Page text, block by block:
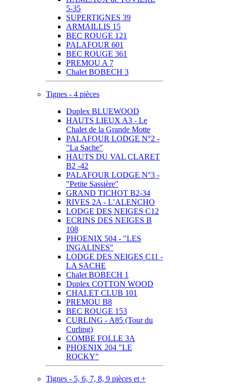
5-35
SUPERTIGNES 39
ARMAILLIS 15
BEC ROUGE 121
PALAFOUR 601
BEC ROUGE 361
PREMOU A 7
Chalet BOBECH 3
Tignes - 4 pièces
Duplex BLUEWOOD
HAUTS LIEUX A3 - Le
Chalet de la Grande Motte
PALAFOUR LODGE N°2 -
"La Sache"
HAUTS DU VAL CLARET
B2 -42
PALAFOUR LODGE N°3 -
"Petite Sassière"
GRAND TICHOT B2-34
RIVES 2A - L’ALENCHO
LODGE DES NEIGES C12
ECRINS DES NEIGES B
108
PHOENIX 504 - "LES
INGALINES"
LODGE DES NEIGES C11 -
LA SACHE
Chalet BOBECH 1
Duplex COTTON WOOD
CHALET CLUB 101
PREMOU B8
BEC ROUGE 153
CURLING - A85 (Tour du
Curling)
COMBE FOLLE 3A
PHOENIX 204 "LE
ROCKY"
Tignes - 5, 6, 7, 8, 9 pièces et +